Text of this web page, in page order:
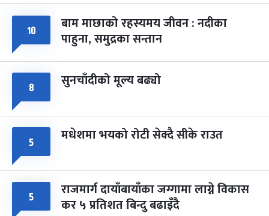
८ फागुपूर्णिमा
चैत्र ८, २०८३-Mar 22, 2027
७ महिना बाँकी
१० बाम माछाको रहस्यमय जीवन : नदीका
पाहुना, समुद्रका सन्तान
८ सुनचाँदीको मूल्य बढ्यो
५ मधेशमा भयको रोटी सेक्दै सीके राउत
५ राजमार्ग दायाँबायाँका जग्गामा लाग्ने विकास
कर ५ प्रतिशत बिन्दु बढाइँदै